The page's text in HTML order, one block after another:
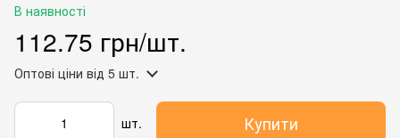
В наявності
112.75 грн/шт.
Оптові ціни від 5 шт.
шт. Купити